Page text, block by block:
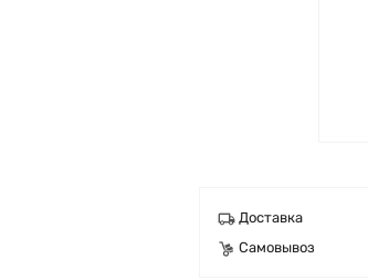
Доставка
Самовывоз